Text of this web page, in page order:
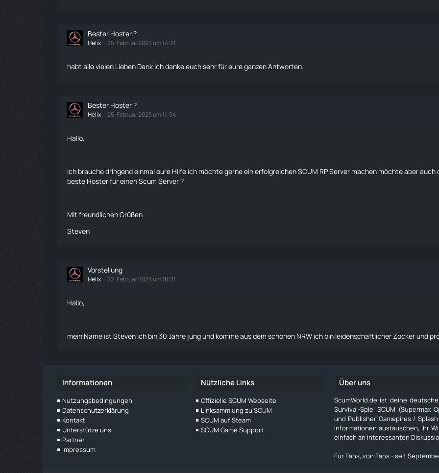
Bester Hoster ?
Helix 25. Februar 2025 um 14:21
habt alle vielen Lieben Dank ich danke euch sehr für eure ganzen Antworten.
Bester Hoster ?
Helix 25. Februar 2025 um 11:54
Hallo,
ich brauche dringend einmal eure Hilfe ich möchte gerne ein erfolgreichen SCUM RP Server machen möchte aber
beste Hoster für einen Scum Server ?
Mit freundlichen Grüßen
Steven
Vorstellung
Helix 22. Februar 2025 um 18:21
Hallo,
mein Name ist Steven ich bin 30 Jahre jung und komme aus dem schönen NRW ich bin leidenschaftlicher Zocker und
Informationen
Nutzungsbedingungen
Datenschutzerklärung
Kontakt
Unterstütze uns
Partner
Impressum
Nützliche Links
Offizielle SCUM Webseite
Linksammlung zu SCUM
SCUM auf Steam
SCUM Game Support
Über uns
ScumWorld.de ist deine
Survival-Spiel SCUM (Supermax
und Publisher Gamepires /
Informationen austauschen, ihr
einfach an interessanten
Für Fans, von Fans - seit